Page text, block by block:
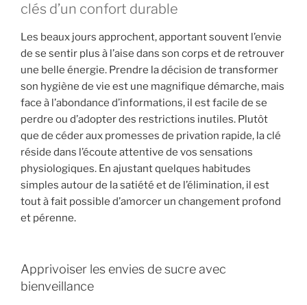
clés d’un confort durable
Les beaux jours approchent, apportant souvent l’envie
de se sentir plus à l’aise dans son corps et de retrouver
une belle énergie. Prendre la décision de transformer
son hygiène de vie est une magnifique démarche, mais
face à l’abondance d’informations, il est facile de se
perdre ou d’adopter des restrictions inutiles. Plutôt
que de céder aux promesses de privation rapide, la clé
réside dans l’écoute attentive de vos sensations
physiologiques. En ajustant quelques habitudes
simples autour de la satiété et de l’élimination, il est
tout à fait possible d’amorcer un changement profond
et pérenne.
Apprivoiser les envies de sucre avec
bienveillance